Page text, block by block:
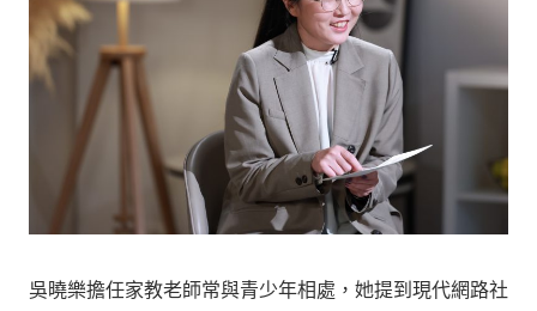
吳曉樂擔任家教老師常與青少年相處，她提到現代網路社